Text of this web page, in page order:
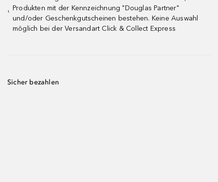
¹
Produkten mit der Kennzeichnung "Douglas Partner"
und/oder Geschenkgutscheinen bestehen. Keine Auswahl
möglich bei der Versandart Click & Collect Express
Sicher bezahlen